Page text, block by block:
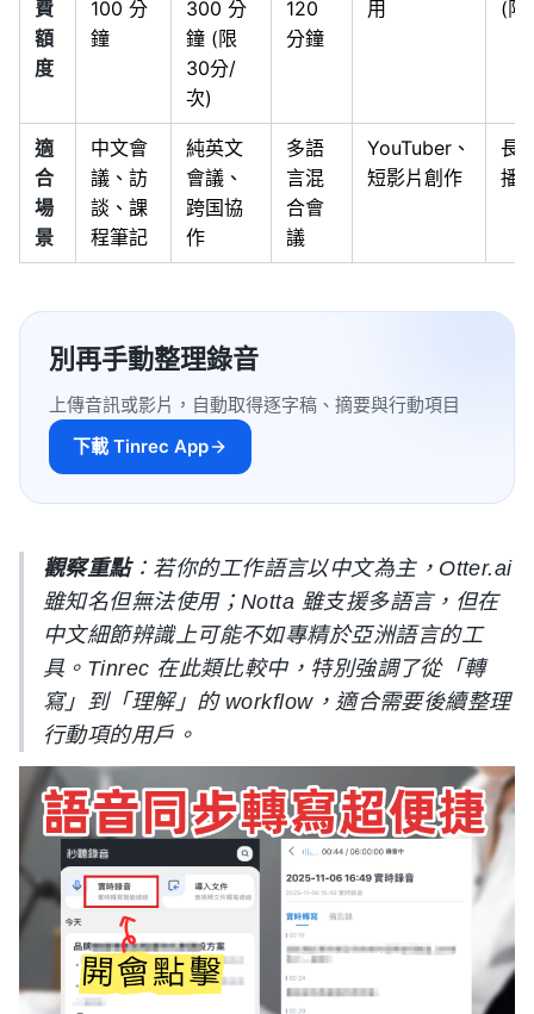
費
額
度
100 分
鐘
300 分
鐘 (限
30分/
次)
120
分鐘
用 (限
適
合
場
景
中文會
議、訪
談、課
程筆記
純英文
會議、
跨国協
作
多語
言混
合會
議
YouTuber、
短影片創作
長
播
別再手動整理錄音
上傳音訊或影片，自動取得逐字稿、摘要與行動項目
下載 Tinrec App
觀察重點：若你的工作語言以中文為主，Otter.ai
雖知名但無法使用；Notta 雖支援多語言，但在
中文細節辨識上可能不如專精於亞洲語言的工
具。Tinrec 在此類比較中，特別強調了從「轉
寫」到「理解」的 workflow，適合需要後續整理
行動項的用戶。